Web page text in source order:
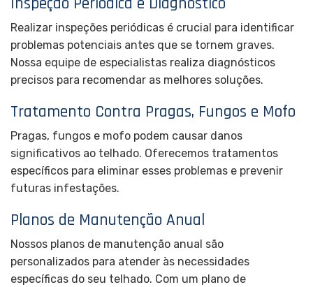
Realizar inspeções periódicas é crucial para identificar
problemas potenciais antes que se tornem graves.
Nossa equipe de especialistas realiza diagnósticos
precisos para recomendar as melhores soluções.
Tratamento Contra Pragas, Fungos e Mofo
Pragas, fungos e mofo podem causar danos
significativos ao telhado. Oferecemos tratamentos
específicos para eliminar esses problemas e prevenir
futuras infestações.
Planos de Manutenção Anual
Nossos planos de manutenção anual são
personalizados para atender às necessidades
específicas do seu telhado. Com um plano de